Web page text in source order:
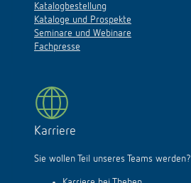
Katalogbestellung
Kataloge und Prospekte
Seminare und Webinare
Fachpresse
Karriere
Sie wollen Teil unseres Teams werden?